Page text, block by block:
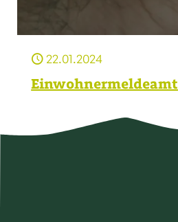
22.01.2024
Einwohnermeldeamt